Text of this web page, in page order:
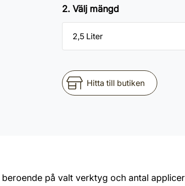
2. Välj mängd
Hitta till butiken
på valt verktyg och antal